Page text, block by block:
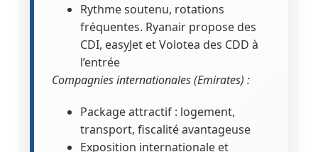
Rythme soutenu, rotations
fréquentes. Ryanair propose des
CDI, easyJet et Volotea des CDD à
l’entrée
Compagnies internationales (Emirates) :
Package attractif : logement,
transport, fiscalité avantageuse
Exposition internationale et